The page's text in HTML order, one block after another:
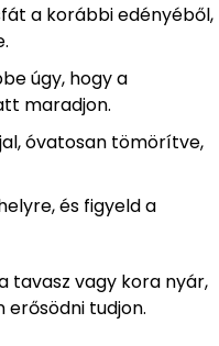
a korábbi edényéből,
úgy, hogy a
maradjon.
óvatosan tömörítve,
és figyeld a
tavasz vagy kora nyár,
erősödni tudjon.